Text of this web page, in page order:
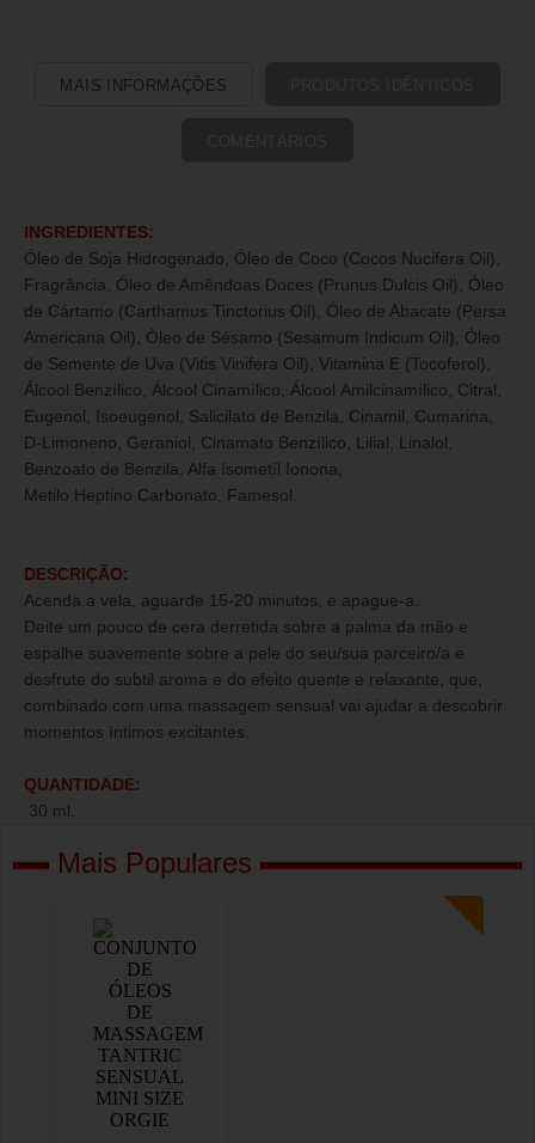
MAIS INFORMAÇÕES
INGREDIENTES:
Óleo de Soja Hidrogenado, Óleo de Coco (Cocos Nucifera Oil),
Fragrância, Óleo de Amêndoas Doces (Prunus Dulcis Oil), Óleo
de Cártamo (Carthamus Tinctorius Oil), Óleo de Abacate (Persa
Americana Oil), Óleo de Sésamo (Sesamum Indicum Oil), Óleo
de Semente de Uva (Vitis Vinifera Oil), Vitamina E (Tocoferol),
Álcool Benzílico, Álcool Cinamílico, Álcool Amilcinamílico, Citral,
Eugenol, Isoeugenol, Salicilato de Benzila, Cinamil, Cumarina,
D-Limoneno, Geraniol, Cinamato Benzílico, Lilial, Linalol,
Benzoato de Benzila, Alfa Isometíl Ionona,
Metilo Heptino Carbonato, Famesol.
DESCRIÇÃO:
Acenda a vela, aguarde 15-20 minutos, e apague-a.
Deite um pouco de cera derretida sobre a palma da mão e
espalhe suavemente sobre a pele do seu/sua parceiro/a e
desfrute do subtil aroma e do efeito quente e relaxante, que,
combinado com uma massagem sensual vai ajudar a descobrir
momentos íntimos excitantes.
QUANTIDADE:
30 ml.
Mais Populares